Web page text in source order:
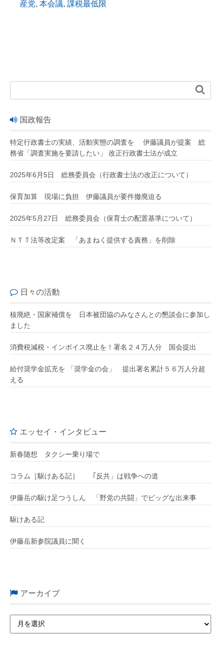
産党, 本会議, 課税最低限

国政報告
特定行政書士の実績、活動実態の調査を 伊藤議員が提案 総
務省「調査実施を要請したい」 改正行政書士法が成立
2025年6月5日 総務委員会（行政書士法の改正について）
保育加算 現場に負担 伊藤議員が要件撤廃迫る
2025年5月27日 総務委員会（保育士の配置基準について）
ＮＴＴ法等改定案 「あまねく提供する責務」を削除
日々の活動
核廃絶・国家補償を 日本被団協のみなさんとの懇談会に参加し
ました
消費税減税・インボイス廃止を！署名２４万人分 国会提出
給付奨学金拡充を 「奨学金の会」 提出署名累計５６万人分超
える
エッセイ・インタビュー
新春随想 タクシー乗り場で
コラム［駆けある記］ ｢反共」は戦争への道
伊藤岳の駆け足つうしん 「野党の共闘」でビッグな出来事
駆けある記
伊藤岳新参院議員に聞く
アーカイブ